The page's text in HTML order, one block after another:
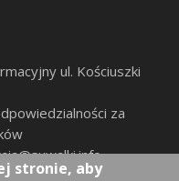
ul. Kościuszki
za
,
stronie, aby